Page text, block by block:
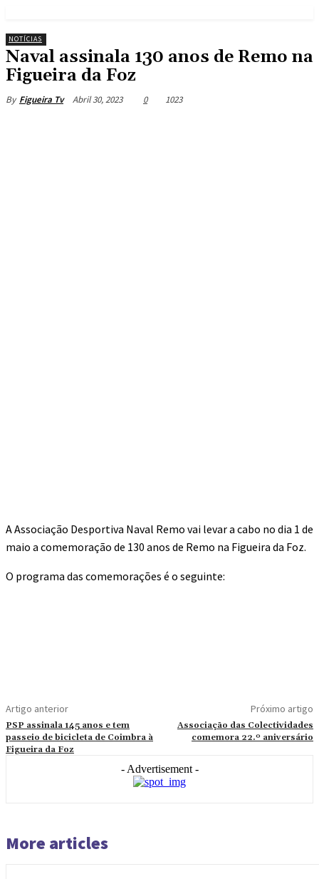
NOTÍCIAS
Naval assinala 130 anos de Remo na
Figueira da Foz
By Figueira Tv Abril 30, 2023 0 1023
A Associação Desportiva Naval Remo vai levar a cabo no dia 1 de
maio a comemoração de 130 anos de Remo na Figueira da Foz.
O programa das comemorações é o seguinte:
Artigo anterior
PSP assinala 145 anos e tem
passeio de bicicleta de Coimbra à
Figueira da Foz
Próximo artigo
Associação das Colectividades
comemora 22.º aniversário
- Advertisement -
More articles